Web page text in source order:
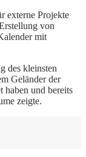
externe Projekte
von
mit
des kleinsten
Geländer der
haben und bereits
zeigte.